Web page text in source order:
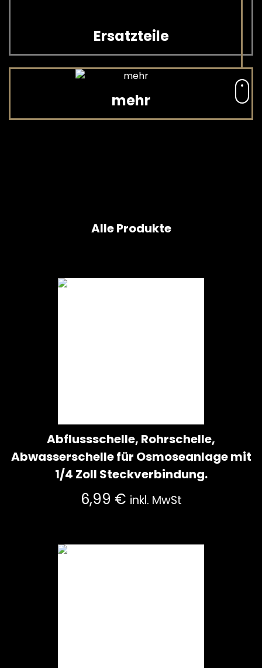
Ersatzteile
mehr
Alle Produkte
Abflussschelle, Rohrschelle,
Abwasserschelle für Osmoseanlage mit
1/4 Zoll Steckverbindung.
6,99 € inkl. MwSt